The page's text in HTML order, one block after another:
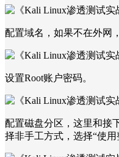
配置域名，如果不在外网
设置Root账户密码。
配置磁盘分区，这里和接
择非手工方式，选择“使用